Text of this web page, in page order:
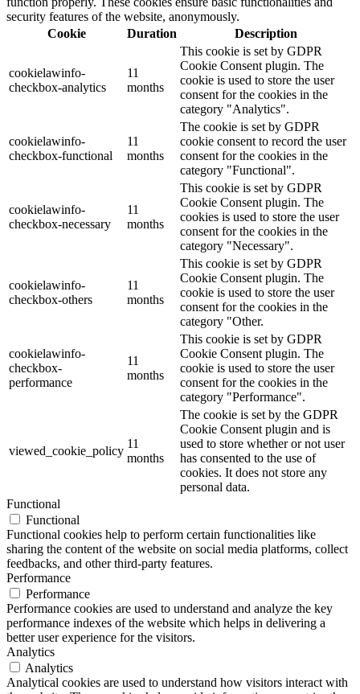
security features of the website, anonymously.
Cookie
Duration Description
cookielawinfo-
checkbox-analytics
11
months
This cookie is set by GDPR
Cookie Consent plugin. The
cookie is used to store the user
consent for the cookies in the
category "Analytics".
cookielawinfo-
checkbox-functional
11
months
The cookie is set by GDPR
cookie consent to record the user
consent for the cookies in the
category "Functional".
cookielawinfo-
checkbox-necessary
11
months
This cookie is set by GDPR
Cookie Consent plugin. The
cookies is used to store the user
consent for the cookies in the
category "Necessary".
cookielawinfo-
checkbox-others
11
months
This cookie is set by GDPR
Cookie Consent plugin. The
cookie is used to store the user
consent for the cookies in the
category "Other.
cookielawinfo-
checkbox-
performance
11
months
This cookie is set by GDPR
Cookie Consent plugin. The
cookie is used to store the user
consent for the cookies in the
category "Performance".
viewed_cookie_policy
11
months
The cookie is set by the GDPR
Cookie Consent plugin and is
used to store whether or not user
has consented to the use of
cookies. It does not store any
personal data.
Functional
Functional
Functional cookies help to perform certain functionalities like
sharing the content of the website on social media platforms, collect
feedbacks, and other third-party features.
Performance
Performance
Performance cookies are used to understand and analyze the key
performance indexes of the website which helps in delivering a
better user experience for the visitors.
Analytics
Analytics
Analytical cookies are used to understand how visitors interact with